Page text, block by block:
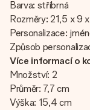
Barva: stříbrná
Rozměry: 21,5 x 9
Personalizace:
Způsob
Více informací o
Množství: 2
Průměr: 7,7 cm
Výška: 15,4 cm